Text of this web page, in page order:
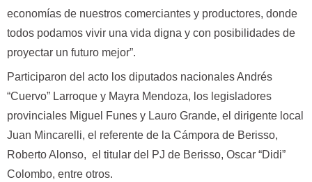
economías de nuestros comerciantes y productores, donde
todos podamos vivir una vida digna y con posibilidades de
proyectar un futuro mejor”.
Participaron del acto los diputados nacionales Andrés
“Cuervo” Larroque y Mayra Mendoza, los legisladores
provinciales Miguel Funes y Lauro Grande, el dirigente local
Juan Mincarelli, el referente de la Cámpora de Berisso,
Roberto Alonso, el titular del PJ de Berisso, Oscar “Didi”
Colombo, entre otros.